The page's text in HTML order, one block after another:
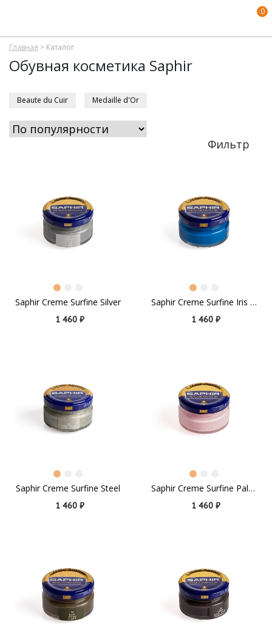
0
Главная > Каталог
Обувная косметика Saphir
Beaute du Cuir Medaille d'Or
Фильтр
Saphir Creme Surfine Silver
1 460 ₽
Saphir Creme Surfine Iris Blue
1 460 ₽
Saphir Creme Surfine Steel
1 460 ₽
Saphir Creme Surfine Pale Pink
1 460 ₽